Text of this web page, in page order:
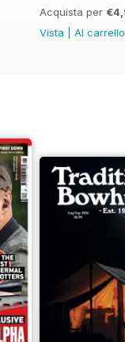
Acquista per
Vista
Al carrello